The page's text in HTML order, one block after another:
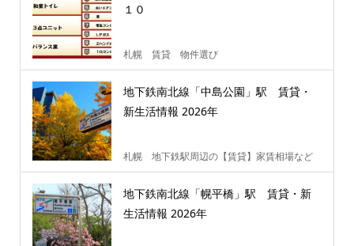
１０
札幌 賃貸 物件選び
地下鉄南北線「中島公園」駅 賃貸・
新生活情報 2026年
札幌 地下鉄駅周辺の【賃貸】家賃相場など
地下鉄南北線「幌平橋」駅 賃貸・新
生活情報 2026年